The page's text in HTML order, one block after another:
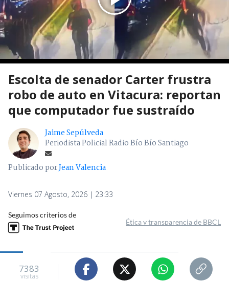
Escolta de senador Carter frustra
robo de auto en Vitacura: reportan
que computador fue sustraído
Jaime Sepúlveda
Periodista Policial Radio Bío Bío Santiago
Publicado porJean Valencia
Viernes 07 Agosto, 2026 | 23:33
Seguimos criterios de
Ética y transparencia de BBCL
7383
visitas